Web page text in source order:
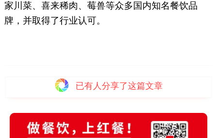
家川菜、喜来稀肉、莓兽等众多国内知名餐饮品
牌，并取得了行业认可。
已有 人分享了这篇文章